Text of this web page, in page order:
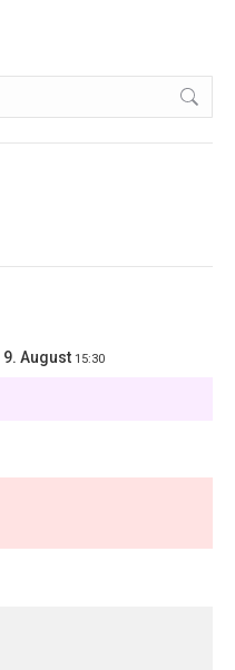
9. August 15:30